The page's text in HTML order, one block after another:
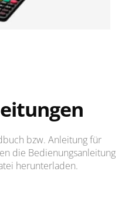
bzw. Anleitung für
die Bedienungsanleitung
herunterladen.